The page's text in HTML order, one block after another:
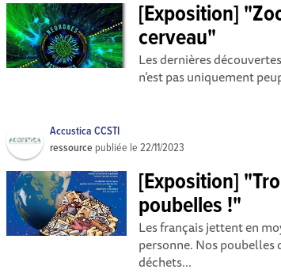
[Exposition]
cerveau"
Les dernières
n’est pas uniquement
Accustica CCSTI
ressource publiée le22/11/2023
[Exposition]
poubelles !"
Les français jettent en
personne. Nos
déchets...